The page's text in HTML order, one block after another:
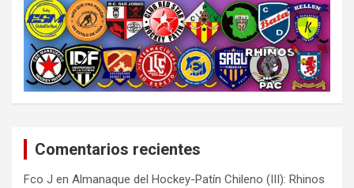
Comentarios recientes
Fco J en Almanaque del Hockey-Patín Chileno (III): Rhinos